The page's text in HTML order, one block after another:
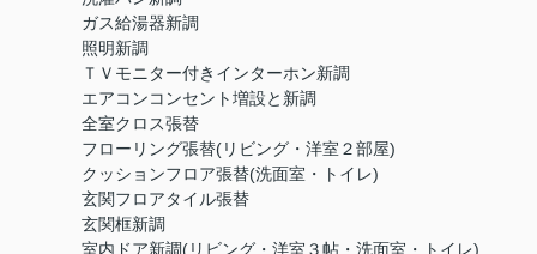
ガス給湯器新調
照明新調
ＴＶモニター付きインターホン新調
エアコンコンセント増設と新調
全室クロス張替
フローリング張替(リビング・洋室２部屋)
クッションフロア張替(洗面室・トイレ)
玄関フロアタイル張替
玄関框新調
室内ドア新調(リビング・洋室３帖・洗面室・トイレ)